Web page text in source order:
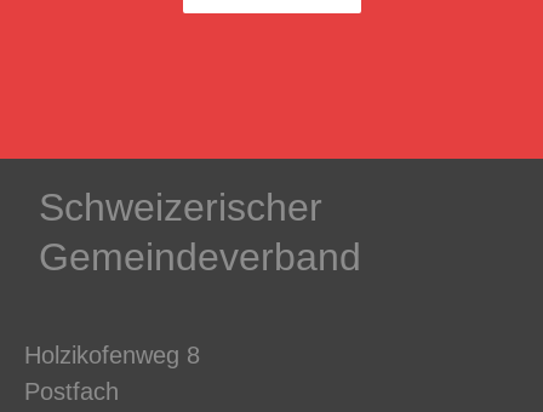
Schweizerischer
Gemeindeverband
Holzikofenweg 8
Postfach